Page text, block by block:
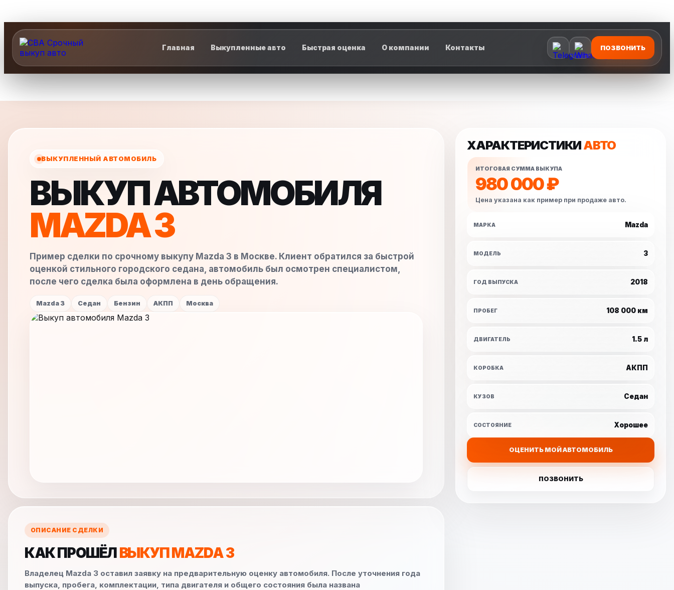
Главная Выкупленные авто Быстрая оценка О компании Контакты ПОЗВОНИТЬ
ВЫКУПЛЕННЫЙ АВТОМОБИЛЬ
ВЫКУП АВТОМОБИЛЯ
MAZDA 3
Пример сделки по срочному выкупу Mazda 3 в Москве. Клиент обратился за быстрой
оценкой стильного городского седана, автомобиль был осмотрен специалистом,
после чего сделка была оформлена в день обращения.
Mazda 3 Седан Бензин АКПП Москва
ХАРАКТЕРИСТИКИАВТО
ИТОГОВАЯ СУММА ВЫКУПА
980 000 ₽
Цена указана как пример при продаже авто.
МАРКА Mazda
МОДЕЛЬ 3
ГОД ВЫПУСКА 2018
ПРОБЕГ 108 000 км
ДВИГАТЕЛЬ 1.5 л
КОРОБКА АКПП
КУЗОВ Седан
СОСТОЯНИЕ Хорошее
ОЦЕНИТЬ МОЙ АВТОМОБИЛЬ
ПОЗВОНИТЬ
ОПИСАНИЕ СДЕЛКИ
КАК ПРОШЁЛВЫКУП MAZDA 3
Владелец Mazda 3 оставил заявку на предварительную оценку автомобиля. После уточнения года
выпуска, пробега, комплектации, типа двигателя и общего состояния была названа